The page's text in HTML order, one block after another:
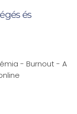
és
- Burnout - A